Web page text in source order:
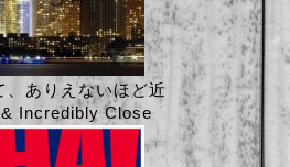
、ありえないほど近
Incredibly Close